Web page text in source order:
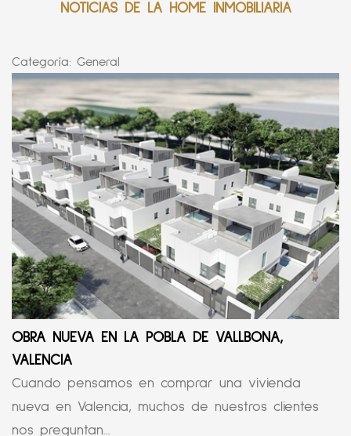
NOTICIAS DE LA HOME INMOBILIARIA
Categoría: General
OBRA NUEVA EN LA POBLA DE VALLBONA,
VALENCIA
Cuando pensamos en comprar una vivienda
nueva en Valencia, muchos de nuestros clientes
nos preguntan...